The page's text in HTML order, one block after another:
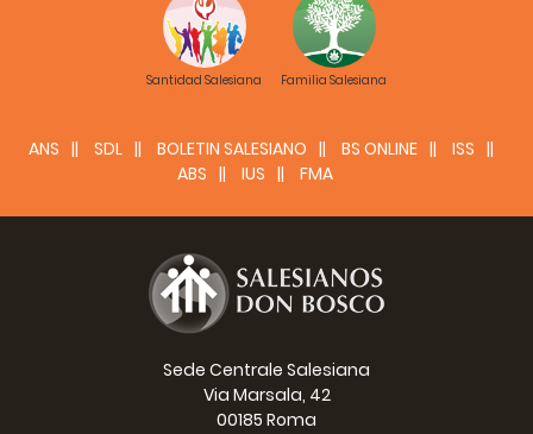
Santidad Salesiana Familia Salesiana
ANS SDL BOLETIN SALESIANO BS ONLINE
ISS
ABS
IUS FMA
Sede Centrale Salesiana
Via Marsala, 42
00185 Roma